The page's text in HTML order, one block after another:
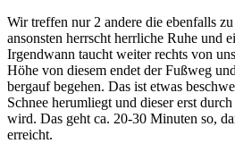
Wir treffen nur 2 andere die ebenfalls
ansonsten herrscht herrliche Ruhe und
Irgendwann taucht weiter rechts von
Höhe von diesem endet der Fußweg
bergauf begehen. Das ist etwas
Schnee herumliegt und dieser erst
wird. Das geht ca. 20-30 Minuten so,
erreicht.